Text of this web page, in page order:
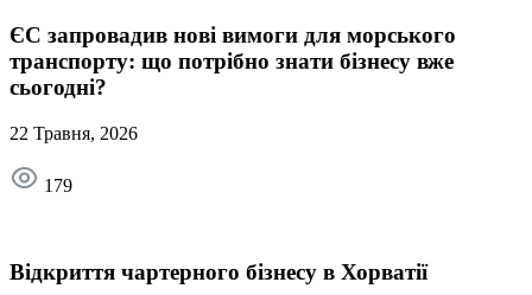
ЄС запровадив нові вимоги для морського
транспорту: що потрібно знати бізнесу вже
сьогодні?
22 Травня, 2026
179
Відкриття чартерного бізнесу в Хорватії